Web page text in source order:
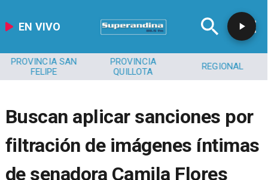
EN VIVO
PROVINCIA SAN
FELIPE
PROVINCIA
QUILLOTA
REGIONAL
Buscan aplicar sanciones por
filtración de imágenes íntimas
de senadora Camila Flores